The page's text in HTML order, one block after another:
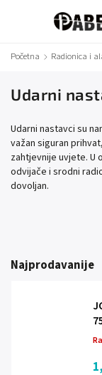
Početna / Radionica i
Udarni
Udarni nastavci su
važan siguran
zahtjevnije uvjete. U
odvijače i srodni
dovoljan.
Najprodavanije